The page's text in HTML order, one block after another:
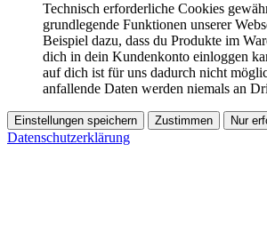
Technisch erforderliche Cookies
grundlegende Funktionen unserer
Beispiel dazu, dass du Produkte im
dich in dein Kundenkonto einloggen
auf dich ist für uns dadurch nicht
anfallende Daten werden niemals an
Einstellungen speichern Zustimmen Nur
Datenschutzerklärung